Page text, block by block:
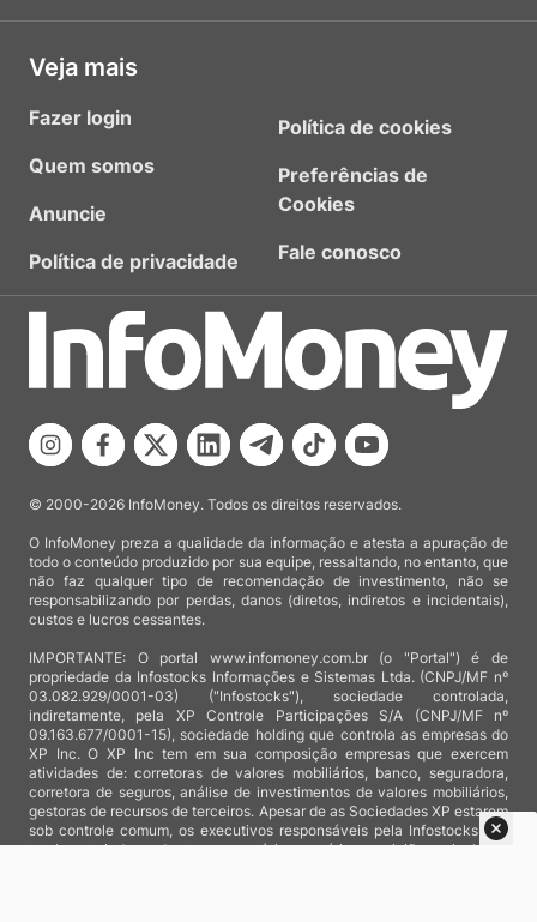
Veja mais
Fazer login
Quem somos
Anuncie
Política de privacidade
Política de cookies
Preferências de
Cookies
Fale conosco
© 2000-2026 InfoMoney. Todos os direitos reservados.
O InfoMoney preza a qualidade da informação e atesta a apuração de
todo o conteúdo produzido por sua equipe, ressaltando, no entanto, que
não faz qualquer tipo de recomendação de investimento, não se
responsabilizando por perdas, danos (diretos, indiretos e incidentais),
custos e lucros cessantes.
IMPORTANTE: O portal www.infomoney.com.br (o "Portal") é de
propriedade da Infostocks Informações e Sistemas Ltda. (CNPJ/MF nº
03.082.929/0001-03) ("Infostocks"), sociedade controlada,
indiretamente, pela XP Controle Participações S/A (CNPJ/MF nº
09.163.677/0001-15), sociedade holding que controla as empresas do
XP Inc. O XP Inc tem em sua composição empresas que exercem
atividades de: corretoras de valores mobiliários, banco, seguradora,
corretora de seguros, análise de investimentos de valores mobiliários,
gestoras de recursos de terceiros. Apesar de as Sociedades XP estarem
sob controle comum, os executivos responsáveis pela Infostocks são
totalmente independentes e as notícias, matérias e opiniões veiculadas